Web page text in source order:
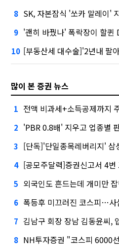
8 SK, 자본잠식 '쏘카 말레이'
9 '괜히 바꿨나' 폭락장이 할퀸
10 [부동산세 대수술]'2년내 팔
많이 본 증권 뉴스
1 전액 비과세+소득공제까지
2 'PBR 0.8배' 지우고 업종별 판단....
3 [단독]'단일종목레버리지' 삼성운용 승
4 [공모주달력]증권신고서 4번 고
5 외국인도 흔드는데 개미만 잡던
6 폭등후 미끄러진 코스피…
7 김남구 회장 장남 김동윤씨, 입
8 NH투자증권 "코스피 6000선이 바